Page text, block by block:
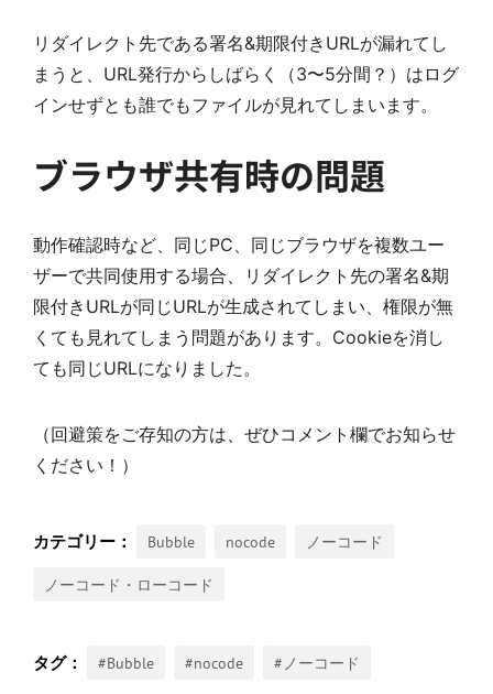
リダイレクト先である署名&期限付きURLが漏れてし
まうと、URL発行からしばらく（3〜5分間？）はログ
インせずとも誰でもファイルが見れてしまいます。
ブラウザ共有時の問題
動作確認時など、同じPC、同じブラウザを複数ユー
ザーで共同使用する場合、リダイレクト先の署名&期
限付きURLが同じURLが生成されてしまい、権限が無
くても見れてしまう問題があります。Cookieを消し
ても同じURLになりました。
（回避策をご存知の方は、ぜひコメント欄でお知らせ
ください！）
Bubble nocode ノーコード
ノーコード・ローコード
#Bubble #nocode #ノーコード